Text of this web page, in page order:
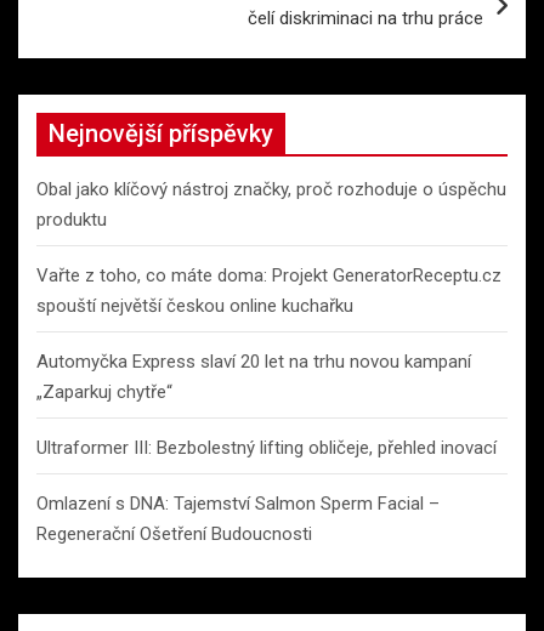
čelí diskriminaci na trhu práce
Nejnovější příspěvky
Obal jako klíčový nástroj značky, proč rozhoduje o úspěchu
produktu
Vařte z toho, co máte doma: Projekt GeneratorReceptu.cz
spouští největší českou online kuchařku
Automyčka Express slaví 20 let na trhu novou kampaní
„Zaparkuj chytře“
Ultraformer III: Bezbolestný lifting obličeje, přehled inovací
Omlazení s DNA: Tajemství Salmon Sperm Facial –
Regenerační Ošetření Budoucnosti